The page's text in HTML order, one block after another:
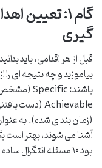
گام ۱: تعیین
گیری
قبل از هر اقدامی، باید
(زمان بند ی شده). به
آشنا می شوند، بهتر است
بود ۱۰ مسئله انتگرال ساده را به درستی حل کنند.